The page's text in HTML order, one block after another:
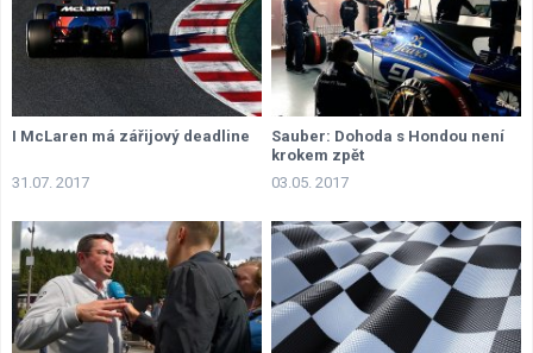
I McLaren má zářijový deadline
31.07. 2017
Sauber: Dohoda s Hondou není
krokem zpět
03.05. 2017